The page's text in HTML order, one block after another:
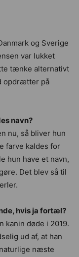
og Sverige
var lukket
tænke alternativt
opdrætter på
navn?
nu, så bliver hun
farve kaldes for
hun have et navn,
Det blev så til
hvis ja fortæl?
kanin døde i 2019.
ud af, at han
næste